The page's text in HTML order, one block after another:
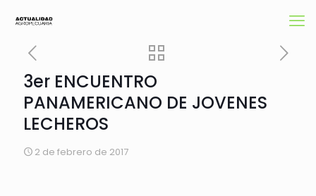
3er ENCUENTRO
PANAMERICANO DE JOVENES
LECHEROS
2 de febrero de 2017